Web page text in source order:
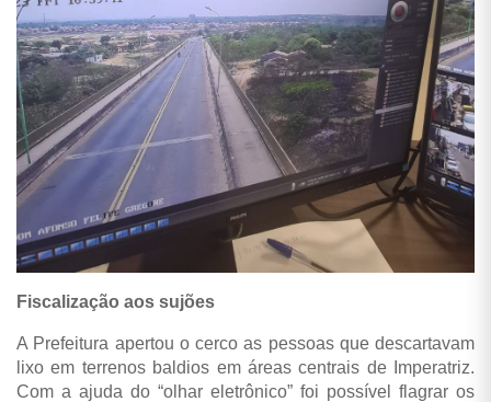
Fiscalização aos sujões
A Prefeitura apertou o cerco as pessoas que descartavam
lixo em terrenos baldios em áreas centrais de Imperatriz.
Com a ajuda do “olhar eletrônico” foi possível flagrar os